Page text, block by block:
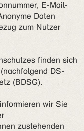
E-Mail-
Daten
zum Nutzer
finden sich
DS-
(BDSG).
wir Sie
zustehenden